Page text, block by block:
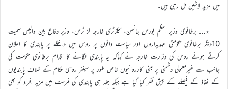
میں مزید لاشیں مل رہی ہیں۔
٭… برطانوی وزیر اعظم بورس جانسن، سیکرٹری خارجہ لز ٹرس، وزیر دفاع بین والیس سمیت
10دیگر برطانوی حکومتی عہدیداروں اور سیاست دانوں پر روس میں داخلے پر پابندی کا اعلان
کرتے ہوئے روس کی وزارت خارجہ نے کہاکہ یہ پابندی لگانے کا اقدام برطانوی حکومت کی
جانب سے غیرمعمولی دشمنی پر مبنی کارروائیوں خاص طور پر سینئر روسی حکام کے خلاف پابندیوں
کے نفاذ کے فیصلے کے پیش نظر کیا گیا ہے جبکہ جلد ہی پابندی کی فہرست میں مزید افراد کو بھی